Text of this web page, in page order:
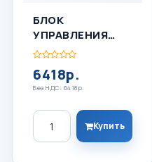
БЛОК
УПРАВЛЕНИЯ
ГБО LOVATO E-
6418р.
Без НДС: 6418р.
Количество
Купить